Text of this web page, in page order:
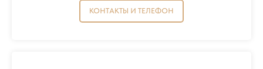
КОНТАКТЫ И ТЕЛЕФОН